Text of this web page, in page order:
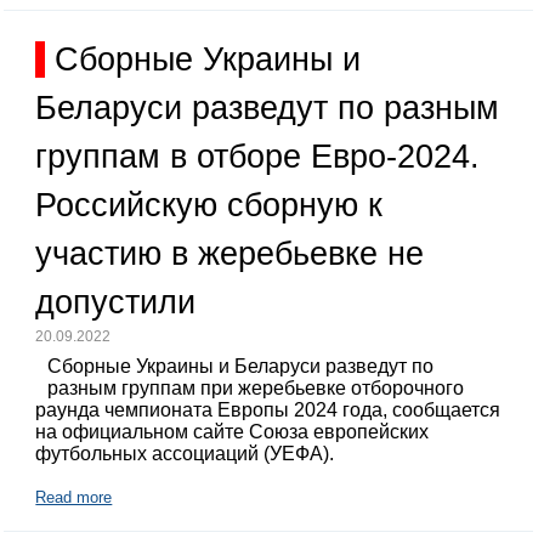
Сборные Украины и
Беларуси разведут по разным
группам в отборе Евро-2024.
Российскую сборную к
участию в жеребьевке не
допустили
20.09.2022
Сборные Украины и Беларуси разведут по
разным группам при жеребьевке отборочного
раунда чемпионата Европы 2024 года, сообщается
на официальном сайте Союза европейских
футбольных ассоциаций (УЕФА).
Read more